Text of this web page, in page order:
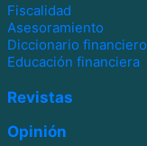
Fiscalidad
Asesoramiento
Diccionario financiero
Educación financiera
Revistas
Opinión